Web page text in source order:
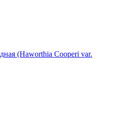
(Haworthia Cooperi var.